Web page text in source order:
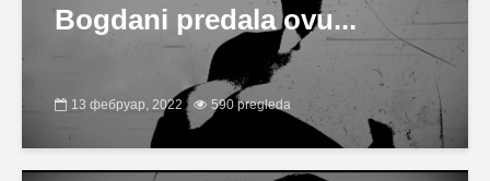
Bogdani predala ovu...
13 фебруар, 2022 590 pregleda